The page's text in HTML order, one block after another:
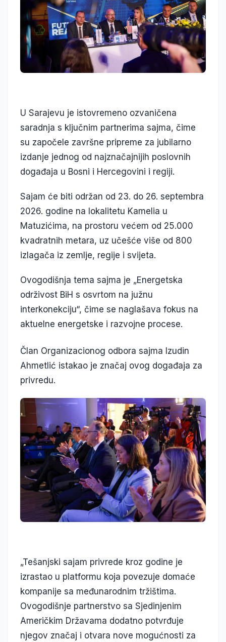
U Sarajevu je istovremeno ozvaničena
saradnja s ključnim partnerima sajma, čime
su započele završne pripreme za jubilarno
izdanje jednog od najznačajnijih poslovnih
događaja u Bosni i Hercegovini i regiji.
Sajam će biti održan od 23. do 26. septembra
2026. godine na lokalitetu Kamelia u
Matuzićima, na prostoru većem od 25.000
kvadratnih metara, uz učešće više od 800
izlagača iz zemlje, regije i svijeta.
Ovogodišnja tema sajma je „Energetska
održivost BiH s osvrtom na južnu
interkonekciju“, čime se naglašava fokus na
aktuelne energetske i razvojne procese.
Član Organizacionog odbora sajma Izudin
Ahmetlić istakao je značaj ovog događaja za
privredu.
„Tešanjski sajam privrede kroz godine je
izrastao u platformu koja povezuje domaće
kompanije sa međunarodnim tržištima.
Ovogodišnje partnerstvo sa Sjedinjenim
Američkim Državama dodatno potvrđuje
njegov značaj i otvara nove mogućnosti za